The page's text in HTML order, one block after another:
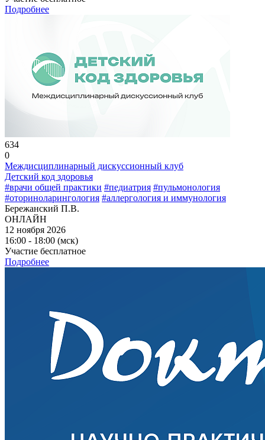
Подробнее
634
0
Междисциплинарный дискуссионный клуб
Детский код здоровья
#врачи общей практики #педиатрия #пульмонология
#оториноларингология #аллергология и иммунология
Бережанский П.В.
ОНЛАЙН
12 ноября 2026
16:00 - 18:00 (мск)
Участие бесплатное
Подробнее